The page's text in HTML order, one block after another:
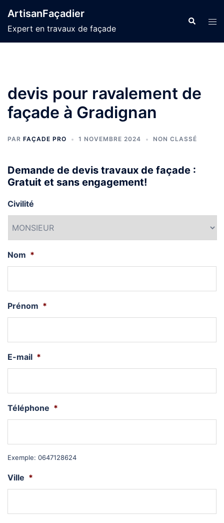
au
contenu
ArtisanFaçadier
Expert en travaux de façade
devis pour ravalement de
façade à Gradignan
PAR FAÇADE PRO 1 NOVEMBRE 2024 NON CLASSÉ
Demande de devis travaux de façade :
Gratuit et sans engagement!
Civilité
Nom *
Prénom *
E-mail *
Téléphone *
Exemple: 0647128624
Ville *